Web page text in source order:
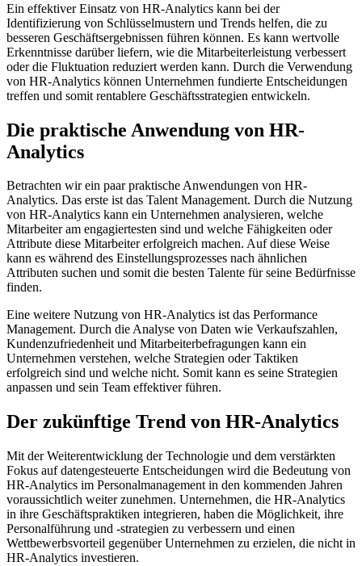
Ein effektiver Einsatz von HR-Analytics kann bei der
Identifizierung von Schlüsselmustern und Trends helfen, die zu
besseren Geschäftsergebnissen führen können. Es kann wertvolle
Erkenntnisse darüber liefern, wie die Mitarbeiterleistung verbessert
oder die Fluktuation reduziert werden kann. Durch die Verwendung
von HR-Analytics können Unternehmen fundierte Entscheidungen
treffen und somit rentablere Geschäftsstrategien entwickeln.
Die praktische Anwendung von HR-
Analytics
Betrachten wir ein paar praktische Anwendungen von HR-
Analytics. Das erste ist das Talent Management. Durch die Nutzung
von HR-Analytics kann ein Unternehmen analysieren, welche
Mitarbeiter am engagiertesten sind und welche Fähigkeiten oder
Attribute diese Mitarbeiter erfolgreich machen. Auf diese Weise
kann es während des Einstellungsprozesses nach ähnlichen
Attributen suchen und somit die besten Talente für seine Bedürfnisse
finden.
Eine weitere Nutzung von HR-Analytics ist das Performance
Management. Durch die Analyse von Daten wie Verkaufszahlen,
Kundenzufriedenheit und Mitarbeiterbefragungen kann ein
Unternehmen verstehen, welche Strategien oder Taktiken
erfolgreich sind und welche nicht. Somit kann es seine Strategien
anpassen und sein Team effektiver führen.
Der zukünftige Trend von HR-Analytics
Mit der Weiterentwicklung der Technologie und dem verstärkten
Fokus auf datengesteuerte Entscheidungen wird die Bedeutung von
HR-Analytics im Personalmanagement in den kommenden Jahren
voraussichtlich weiter zunehmen. Unternehmen, die HR-Analytics
in ihre Geschäftspraktiken integrieren, haben die Möglichkeit, ihre
Personalführung und -strategien zu verbessern und einen
Wettbewerbsvorteil gegenüber Unternehmen zu erzielen, die nicht in
HR-Analytics investieren.